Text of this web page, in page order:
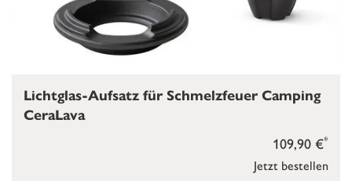
Jetzt bestellen
109,90 €*
Lichtglas-Aufsatz für Schmelzfeuer Camping
CeraLava